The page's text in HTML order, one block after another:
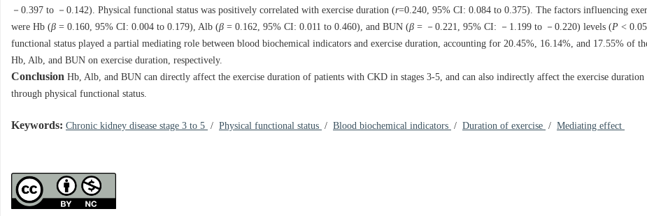
－0.397 to －0.142). Physical functional status was positively correlated with exercise duration (r=0.240, 95% CI: 0.084 to 0.375). The factors influencing
were Hb (β = 0.160, 95% CI: 0.004 to 0.179), Alb (β = 0.162, 95% CI: 0.011 to 0.460), and BUN (β = －0.221, 95% CI: －1.199 to －0.220) levels (P <
functional status played a partial mediating role between blood biochemical indicators and exercise duration, accounting for 20.45%, 16.14%, and 17.55% of
Hb, Alb, and BUN on exercise duration, respectively.
Conclusion Hb, Alb, and BUN can directly affect the exercise duration of patients with CKD in stages 3-5, and can also indirectly affect the exercise duration
through physical functional status.
Keywords: Chronic kidney disease stage 3 to 5 / Physical functional status / Blood biochemical indicators / Duration of exercise / Mediating effect